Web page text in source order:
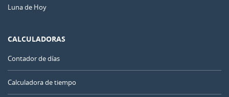
Luna de Hoy
CALCULADORAS
Contador de días
Calculadora de tiempo